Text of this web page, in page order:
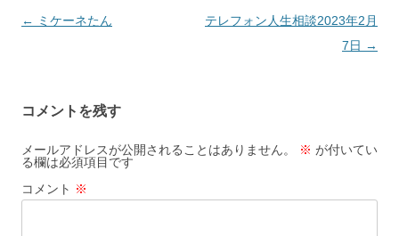
投
ゲ
ー
シ
ョ
← ミケーネたん
テレフォン人生相談2023年2月
7日 →
コメントを残す
メールアドレスが公開されることはありません。 ※ が付いてい
る欄は必須項目です
コメント ※